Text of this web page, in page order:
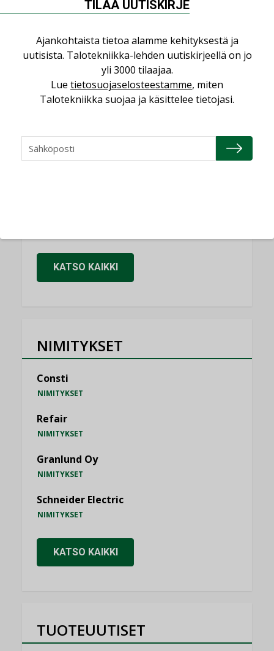
käyttöön kiinteistöissä
Sähköistäminen säästää euroja
Yli miljoona kotia on vailla toimivaa
ilmanvaihtoa
Miten varmistetaan EPD-dokumenteista
saatavien tietojen vertailukelpoisuus?
KATSO KAIKKI
NIMITYKSET
Consti
NIMITYKSET
Refair
NIMITYKSET
Granlund Oy
NIMITYKSET
Schneider Electric
NIMITYKSET
KATSO KAIKKI
TUOTEUUTISET
TILAA UUTISKIRJE
Ajankohtaista tietoa alamme kehityksestä ja
uutisista. Talotekniikka-lehden uutiskirjeellä on jo
yli 3000 tilaajaa.
Lue tietosuojaselosteestamme, miten
Talotekniikka suojaa ja käsittelee tietojasi.